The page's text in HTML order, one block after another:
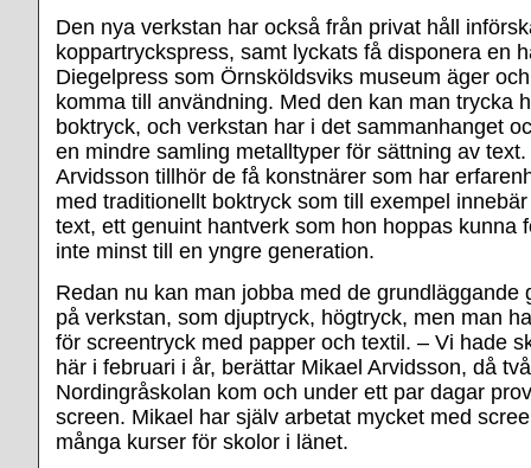
Den nya verkstan har också från privat håll
koppartryckspress, samt lyckats få disponera en
Diegelpress som Örnsköldsviks museum äger
komma till användning. Med den kan man trycka
boktryck, och verkstan har i det sammanhanget
en mindre samling metalltyper för sättning av text.
Arvidsson tillhör de få konstnärer som har
med traditionellt boktryck som till exempel
text, ett genuint hantverk som hon hoppas kunna
inte minst till en yngre generation.
Redan nu kan man jobba med de grundläggande
på verkstan, som djuptryck, högtryck, men man
för screentryck med papper och textil. – Vi hade
här i februari i år, berättar Mikael Arvidsson, då
Nordingråskolan kom och under ett par dagar
screen. Mikael har själv arbetat mycket med
många kurser för skolor i länet.